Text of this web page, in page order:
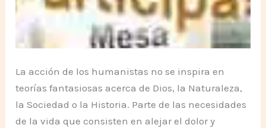
La acción de los humanistas no se inspira en
teorías fantasiosas acerca de Dios, la Naturaleza,
la Sociedad o la Historia. Parte de las necesidades
de la vida que consisten en alejar el dolor y